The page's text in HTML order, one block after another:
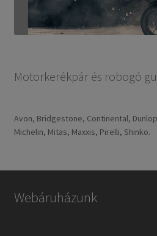
Motorkerékpár és robogó
Avon, Bridgestone, Continental,
Michelin, Mitas, Maxxis, Pirelli, Shinko.
Webáruházunk